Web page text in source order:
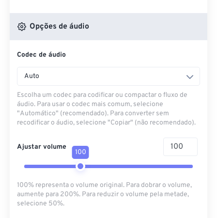
Opções de áudio
Codec de áudio
Auto
Escolha um codec para codificar ou compactar o fluxo de
áudio. Para usar o codec mais comum, selecione
"Automático" (recomendado). Para converter sem
recodificar o áudio, selecione "Copiar" (não recomendado).
Ajustar volume
100
100% representa o volume original. Para dobrar o volume,
aumente para 200%. Para reduzir o volume pela metade,
selecione 50%.